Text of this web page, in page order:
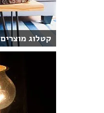
קטלוג מוצרים